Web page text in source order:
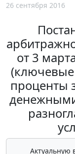
26 сентября 2016
от 3
(ключевые
проценты
Актуальную